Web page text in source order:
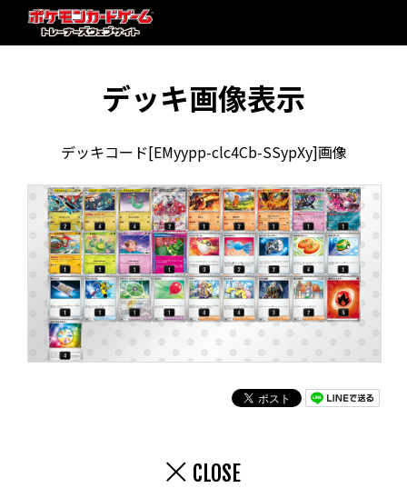
デッキ画像表示
デッキコード[EMyypp-clc4Cb-SSypXy]画像
CLOSE